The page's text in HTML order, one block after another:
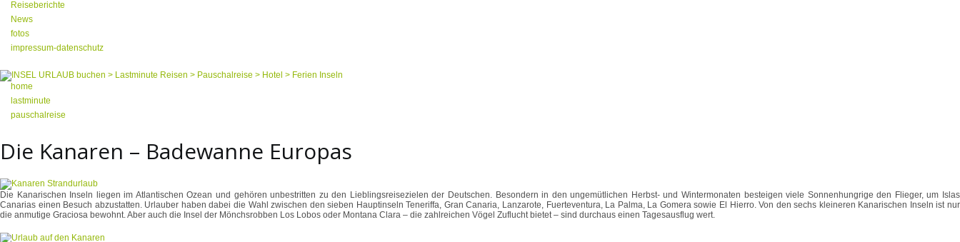
Reiseberichte
News
fotos
impressum-datenschutz
home
lastminute
pauschalreise
Die Kanaren – Badewanne Europas
Die Kanarischen Inseln liegen im Atlantischen Ozean und gehören unbestritten zu den Lieblingsreisezielen der Deutschen. Besondern in den ungemütlichen Herbst- und Wintermonaten besteigen viele Sonnenhungrige den Flieger, um Islas
Canarias einen Besuch abzustatten. Urlauber haben dabei die Wahl zwischen den sieben Hauptinseln Teneriffa, Gran Canaria, Lanzarote, Fuerteventura, La Palma, La Gomera sowie El Hierro. Von den sechs kleineren Kanarischen Inseln ist nur
die anmutige Graciosa bewohnt. Aber auch die Insel der Mönchsrobben Los Lobos oder Montana Clara – die zahlreichen Vögel Zuflucht bietet – sind durchaus einen Tagesausflug wert.